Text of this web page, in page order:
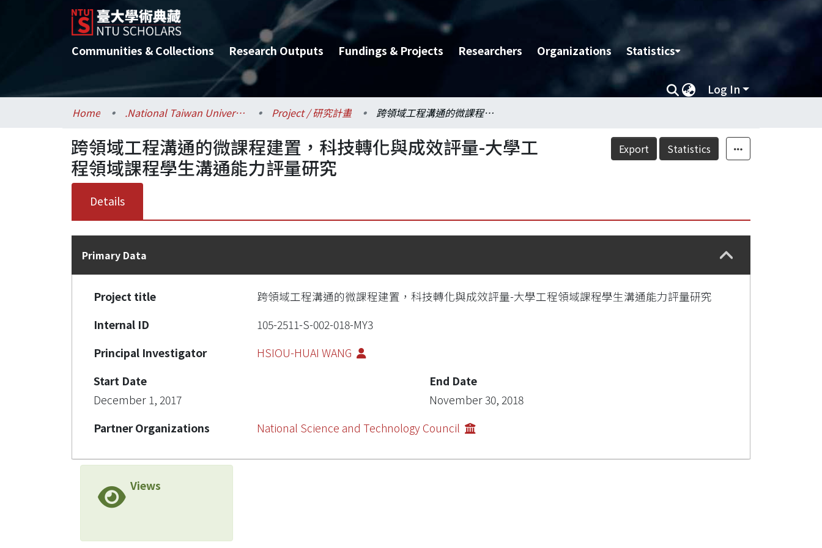
Communities & Collections Research Outputs Fundings & Projects Researchers Organizations Statistics
Log In
Home .National Taiwan University / 國立臺灣大學 Project / 研究計畫 跨領域工程溝通的微課程建置，科技轉化與成效評量-大學工程領域課程學生溝通能力評量研究
Export Statistics
跨領域工程溝通的微課程建置，科技轉化與成效評量-大學工
程領域課程學生溝通能力評量研究
Details
Primary Data
Project title
跨領域工程溝通的微課程建置，科技轉化與成效評量-大學工程領域課程學生溝通能力評量研究
Internal ID
105-2511-S-002-018-MY3
Principal Investigator
HSIOU-HUAI WANG
Start Date
December 1, 2017
End Date
November 30, 2018
Partner Organizations
National Science and Technology Council
Views